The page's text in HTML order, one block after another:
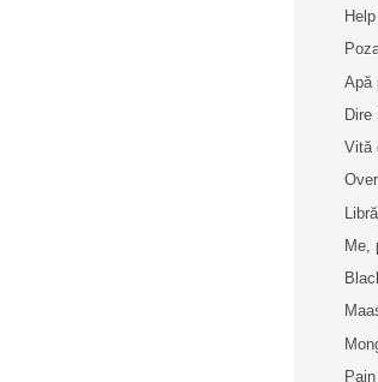
Apă
Vită
Me,